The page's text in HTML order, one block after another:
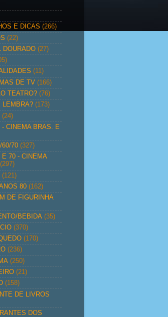
E DICAS (266)
(22)
DOURADO (27)
(11)
DE TV (166)
TEATRO? (76)
LEMBRA? (173)
(24)
- CINEMA BRAS. E
60/70 (327)
E 70 - CINEMA
(297)
(121)
80 (162)
DE FIGURINHA
BEBIDA (35)
(370)
(170)
(236)
(250)
(21)
(158)
DE LIVROS
DOS